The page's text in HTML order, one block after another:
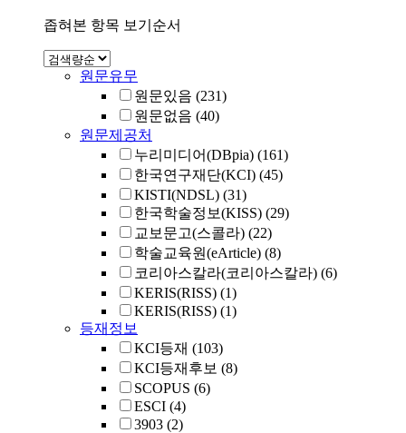
좁혀본 항목 보기순서
원문유무
원문있음 (231)
원문없음 (40)
원문제공처
누리미디어(DBpia) (161)
한국연구재단(KCI) (45)
KISTI(NDSL) (31)
한국학술정보(KISS) (29)
교보문고(스콜라) (22)
학술교육원(eArticle) (8)
코리아스칼라(코리아스칼라) (6)
KERIS(RISS) (1)
KERIS(RISS) (1)
등재정보
KCI등재 (103)
KCI등재후보 (8)
SCOPUS (6)
ESCI (4)
3903 (2)